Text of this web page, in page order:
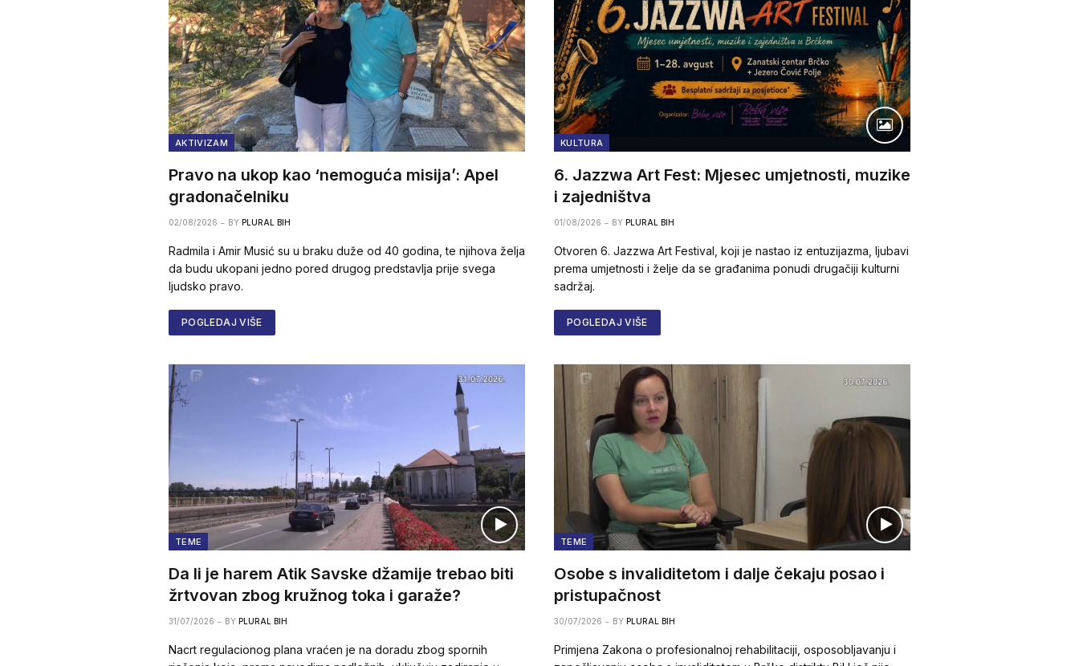
AKTIVIZAM
Pravo na ukop kao ‘nemoguća misija’: Apel
gradonačelniku
02/08/2026 BY PLURAL BIH
Radmila i Amir Musić su u braku duže od 40 godina, te njihova želja
da budu ukopani jedno pored drugog predstavlja prije svega
ljudsko pravo.
POGLEDAJ VIŠE
KULTURA
6. Jazzwa Art Fest: Mjesec umjetnosti, muzike
i zajedništva
01/08/2026 BY PLURAL BIH
Otvoren 6. Jazzwa Art Festival, koji je nastao iz entuzijazma, ljubavi
prema umjetnosti i želje da se građanima ponudi drugačiji kulturni
sadržaj.
POGLEDAJ VIŠE
TEME
Da li je harem Atik Savske džamije trebao biti
žrtvovan zbog kružnog toka i garaže?
31/07/2026 BY PLURAL BIH
Nacrt regulacionog plana vraćen je na doradu zbog spornih
TEME
Osobe s invaliditetom i dalje čekaju posao i
pristupačnost
30/07/2026 BY PLURAL BIH
Primjena Zakona o profesionalnoj rehabilitaciji, osposobljavanju i